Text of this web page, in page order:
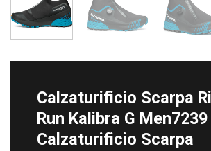
Calzaturificio Scarpa
Run Kalibra G
Calzaturificio Scarpa